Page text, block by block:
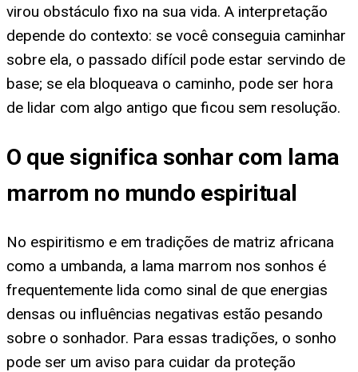
virou obstáculo fixo na sua vida. A interpretação
depende do contexto: se você conseguia caminhar
sobre ela, o passado difícil pode estar servindo de
base; se ela bloqueava o caminho, pode ser hora
de lidar com algo antigo que ficou sem resolução.
O que significa sonhar com lama
marrom no mundo espiritual
No espiritismo e em tradições de matriz africana
como a umbanda, a lama marrom nos sonhos é
frequentemente lida como sinal de que energias
densas ou influências negativas estão pesando
sobre o sonhador. Para essas tradições, o sonho
pode ser um aviso para cuidar da proteção